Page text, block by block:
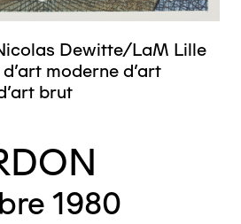
Dewitte/LaM Lille
moderne d’art
brut
1980